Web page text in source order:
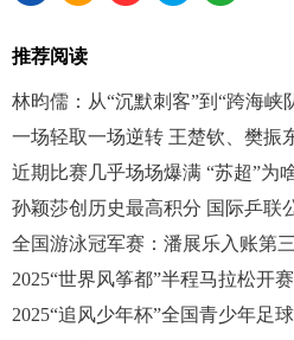
推荐阅读
林昀儒：从“沉默刺客”到“跨海峡
一场轻取一场逆转 王楚钦、樊振
近期比赛几乎场场爆满 “苏超”为
孙颖莎创历史最高积分 国际乒联
全国游泳冠军赛：潘展乐入账第
2025“世界风筝都”半程马拉松开赛
2025“追风少年杯”全国青少年足